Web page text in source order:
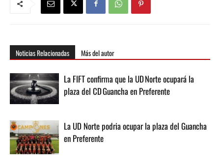
Noticias Relacionadas Más del autor
La FIFT confirma que la UD Norte ocupará la
plaza del CD Guancha en Preferente
La UD Norte podria ocupar la plaza del Guancha
en Preferente